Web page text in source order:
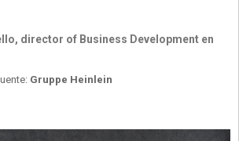
director of Business Development en
Gruppe Heinlein